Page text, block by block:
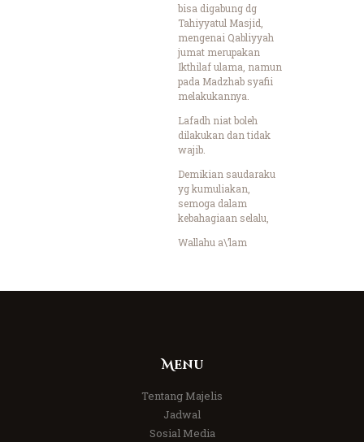
bisa digabung dg
Tahiyyatul Masjid,
mengenai Qabliyyah
jumat merupakan
Ikthilaf ulama, namun
pada Madzhab syafii
melakukannya.
Lafadh niat boleh
dilakukan dan tidak
wajib.
Demikian saudaraku
yg kumuliakan,
semoga dalam
kebahagiaan selalu,
Wallahu a\’lam
Menu
Tentang Majelis
Jadwal
Sosial Media